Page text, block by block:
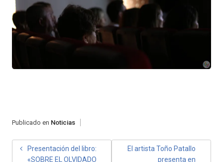
Publicado en Noticias
NAVEGACIÓN
Presentación del libro:
«SOBRE EL OLVIDADO
El artista Toño Patallo
presenta en